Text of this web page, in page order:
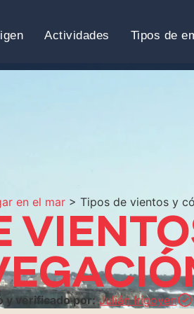
Actividades Tipos de
en el mar > Tipos de vientos y
y verificado por: Julián Irigoyen